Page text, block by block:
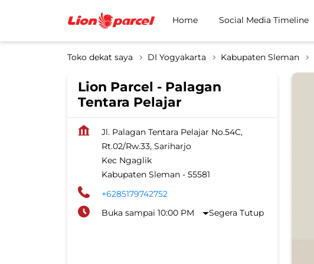
Home Social Media Timeline
Toko dekat saya DI Yogyakarta Kabupaten Sleman
Lion Parcel - Palagan
Tentara Pelajar
Jl. Palagan Tentara Pelajar No.54C,
Rt.02/Rw.33, Sariharjo
Kec Ngaglik
Kabupaten Sleman - 55581
+6285179742752
Buka sampai 10:00 PM
Segera Tutup